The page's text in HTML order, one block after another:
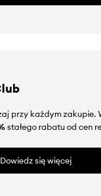
przy każdym zakupie.
stałego rabatu od cen
Dowiedz się więcej